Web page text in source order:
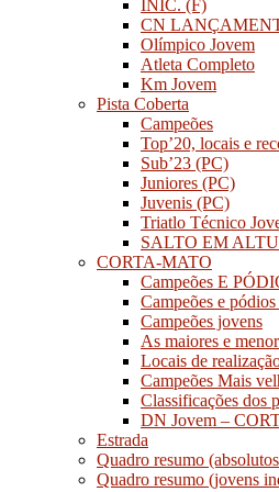
INIC. (F)
CN
Olímpico Jovem
Atleta Completo
Km Jovem
Pista Coberta
Campeões
Top’20, locais e
Sub’23 (PC)
Juniores (PC)
Juvenis (PC)
Triatlo Técnico
SALTO EM
CORTA-MATO
Campeões E
Campeões e
Campeões jovens
As maiores e
Locais de
Campeões Mais
Classificações dos
DN Jovem –
Estrada
Quadro resumo
Quadro resumo (jovens